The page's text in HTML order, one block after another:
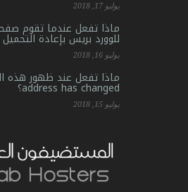
يوليو 17, 2018
ماذا تفعل عندما تقوم
للوورد بريس بإعادة
يوليو 16, 2018
address has changed؟
يوليو 15, 2018